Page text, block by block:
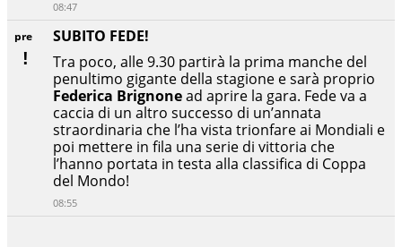
pre
SUBITO FEDE!
Tra poco, alle 9.30 partirà la prima manche del
penultimo gigante della stagione e sarà proprio
Federica Brignonead aprire la gara. Fede va a
caccia di un altro successo di un’annata
straordinaria che l’ha vista trionfare ai Mondiali e
poi mettere in fila una serie di vittoria che
l’hanno portata in testa alla classifica di Coppa
del Mondo!
08:55
08:47